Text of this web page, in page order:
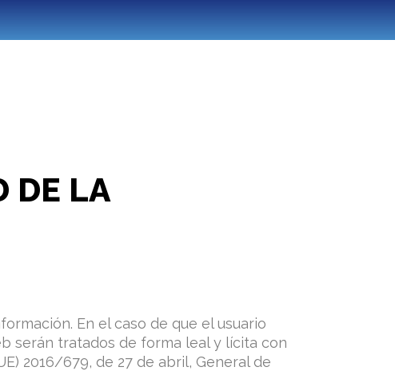
DE LA
En el caso de que el usuario
serán tratados de forma leal y lícita con
2016/679, de 27 de abril, General de